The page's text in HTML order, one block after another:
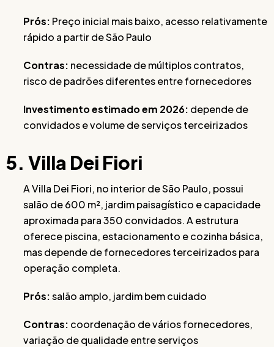
Prós: Preço inicial mais baixo, acesso relativamente
rápido a partir de São Paulo
Contras: necessidade de múltiplos contratos,
risco de padrões diferentes entre fornecedores
Investimento estimado em 2026: depende de
convidados e volume de serviços terceirizados
5. Villa Dei Fiori
A Villa Dei Fiori, no interior de São Paulo, possui
salão de 600 m², jardim paisagístico e capacidade
aproximada para 350 convidados. A estrutura
oferece piscina, estacionamento e cozinha básica,
mas depende de fornecedores terceirizados para
operação completa.
Prós:salão amplo, jardim bem cuidado
Contras: coordenação de vários fornecedores,
variação de qualidade entre serviços